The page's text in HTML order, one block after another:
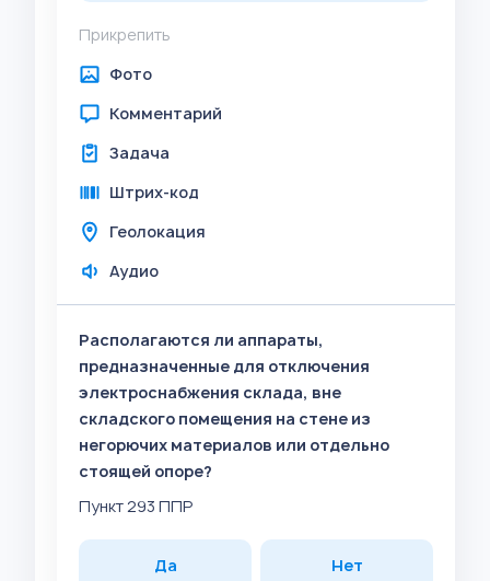
Прикрепить
Фото
Комментарий
Задача
Штрих-код
Геолокация
Аудио
Располагаются ли аппараты,
предназначенные для отключения
электроснабжения склада, вне
складского помещения на стене из
негорючих материалов или отдельно
стоящей опоре?
Пункт 293 ППР
Да Нет